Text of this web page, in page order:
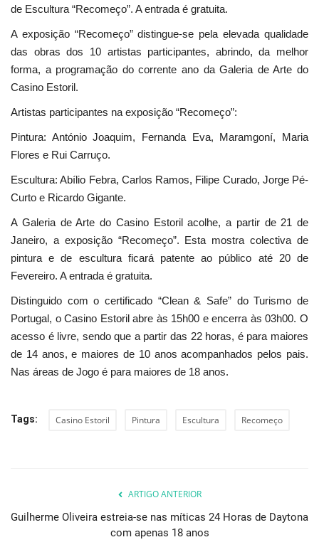
de Escultura “Recomeço”. A entrada é gratuita.
A exposição “Recomeço” distingue-se pela elevada qualidade
das obras dos 10 artistas participantes, abrindo, da melhor
forma, a programação do corrente ano da Galeria de Arte do
Casino Estoril.
Artistas participantes na exposição “Recomeço”:
Pintura: António Joaquim, Fernanda Eva, Maramgoní, Maria
Flores e Rui Carruço.
Escultura: Abílio Febra, Carlos Ramos, Filipe Curado, Jorge Pé-
Curto e Ricardo Gigante.
A Galeria de Arte do Casino Estoril acolhe, a partir de 21 de
Janeiro, a exposição “Recomeço”. Esta mostra colectiva de
pintura e de escultura ficará patente ao público até 20 de
Fevereiro. A entrada é gratuita.
Distinguido com o certificado “Clean & Safe” do Turismo de
Portugal, o Casino Estoril abre às 15h00 e encerra às 03h00. O
acesso é livre, sendo que a partir das 22 horas, é para maiores
de 14 anos, e maiores de 10 anos acompanhados pelos pais.
Nas áreas de Jogo é para maiores de 18 anos.
Tags: Casino Estoril Pintura Escultura Recomeço
ARTIGO ANTERIOR
Guilherme Oliveira estreia-se nas míticas 24 Horas de Daytona
com apenas 18 anos